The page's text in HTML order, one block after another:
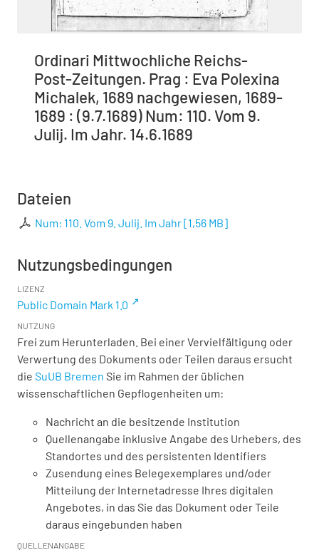
Ordinari Mittwochliche Reichs-
Post-Zeitungen. Prag : Eva Polexina
Michalek, 1689 nachgewiesen, 1689-
1689 : (9.7.1689) Num: 110. Vom 9.
Julij. Im Jahr. 14.6.1689
Dateien
Num: 110. Vom 9. Julij. Im Jahr[1,56 MB]
Nutzungsbedingungen
LIZENZ
Public Domain Mark 1.0
NUTZUNG
Frei zum Herunterladen. Bei einer Vervielfältigung oder
Verwertung des Dokuments oder Teilen daraus ersucht
die SuUB Bremen Sie im Rahmen der üblichen
wissenschaftlichen Gepflogenheiten um:
Nachricht an die besitzende Institution
Quellenangabe inklusive Angabe des Urhebers, des
Standortes und des persistenten Identifiers
Zusendung eines Belegexemplares und/oder
Mitteilung der Internetadresse Ihres digitalen
Angebotes, in das Sie das Dokument oder Teile
daraus eingebunden haben
QUELLENANGABE